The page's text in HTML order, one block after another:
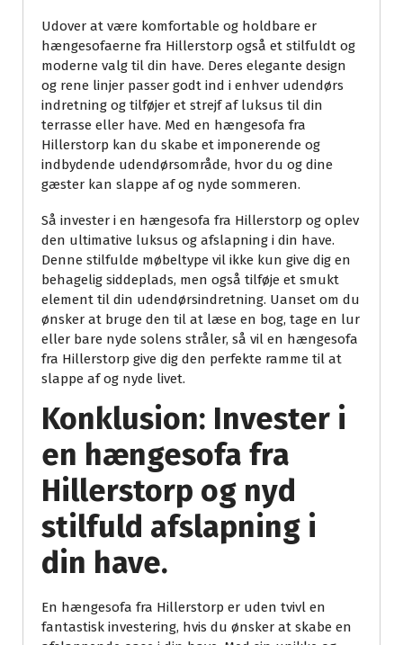
Udover at være komfortable og holdbare er
hængesofaerne fra Hillerstorp også et stilfuldt og
moderne valg til din have. Deres elegante design
og rene linjer passer godt ind i enhver udendørs
indretning og tilføjer et strejf af luksus til din
terrasse eller have. Med en hængesofa fra
Hillerstorp kan du skabe et imponerende og
indbydende udendørsområde, hvor du og dine
gæster kan slappe af og nyde sommeren.
Så invester i en hængesofa fra Hillerstorp og oplev
den ultimative luksus og afslapning i din have.
Denne stilfulde møbeltype vil ikke kun give dig en
behagelig siddeplads, men også tilføje et smukt
element til din udendørsindretning. Uanset om du
ønsker at bruge den til at læse en bog, tage en lur
eller bare nyde solens stråler, så vil en hængesofa
fra Hillerstorp give dig den perfekte ramme til at
slappe af og nyde livet.
Konklusion: Invester i
en hængesofa fra
Hillerstorp og nyd
stilfuld afslapning i
din have.
En hængesofa fra Hillerstorp er uden tvivl en
fantastisk investering, hvis du ønsker at skabe en